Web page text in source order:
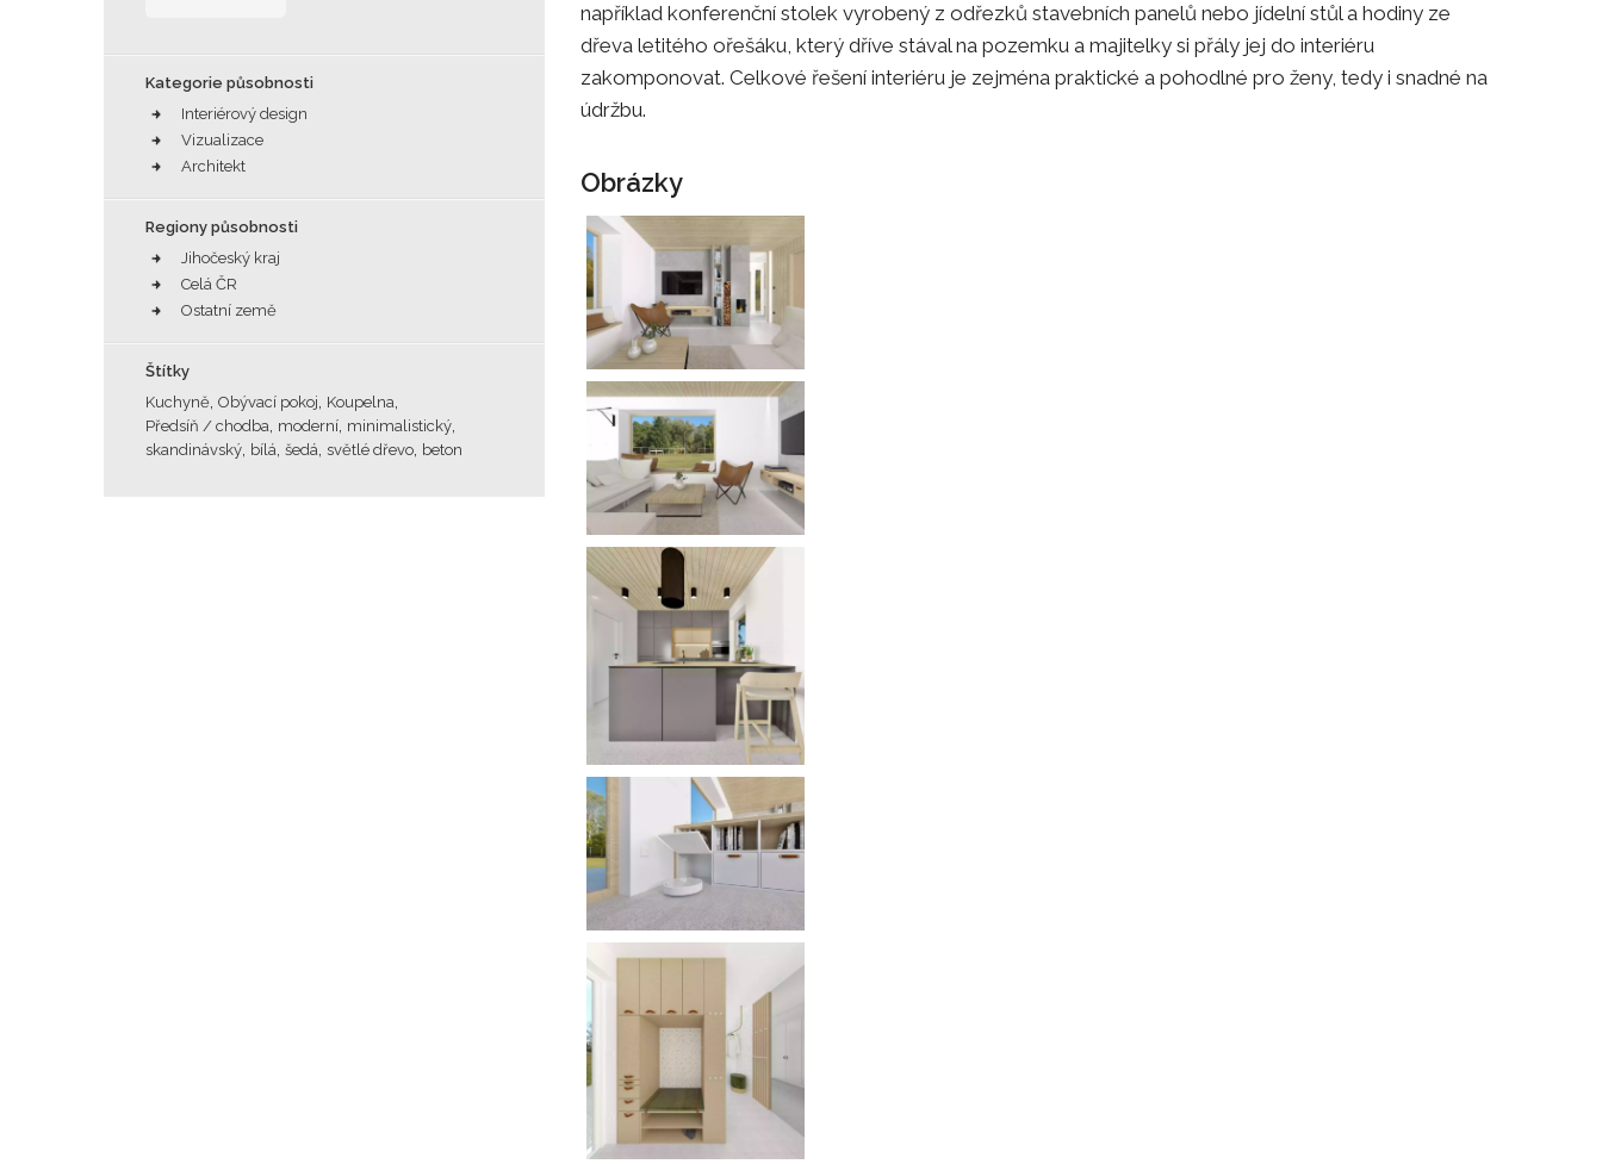
Kategorie působnosti
Interiérový design
Vizualizace
Architekt
Regiony působnosti
Jihočeský kraj
Celá ČR
Ostatní země
Štítky
Kuchyně Obývací pokoj Koupelna
Předsíň / chodba moderní minimalistický
skandinávský bílá šedá světlé dřevo beton
například konferenční stolek vyrobený z odřezků stavebních panelů nebo jídelní stůl a hodiny ze
dřeva letitého ořešáku, který dříve stával na pozemku a majitelky si přály jej do interiéru
zakomponovat. Celkové řešení interiéru je zejména praktické a pohodlné pro ženy, tedy i snadné na
údržbu.
Obrázky